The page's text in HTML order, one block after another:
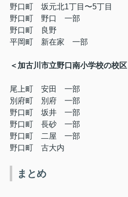
野口町 坂元北1丁目〜5丁目
野口町 野口 一部
野口町 良野
平岡町 新在家 一部
＜加古川市立野口南小学校の校区
尾上町 安田 一部
別府町 別府 一部
野口町 坂井 一部
野口町 長砂 一部
野口町 二屋 一部
野口町 古大内
まとめ